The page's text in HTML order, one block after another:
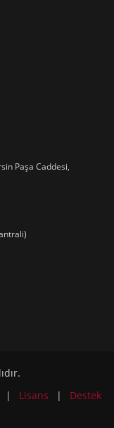
Paşa Caddesi,
| Lisans | Destek